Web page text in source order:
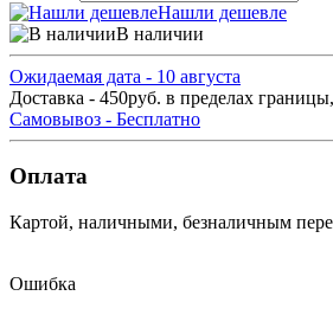
Нашли дешевле
В наличии
Ожидаемая дата - 10 августа
Доставка - 450руб. в пределах
Самовывоз - Бесплатно
Оплата
Картой, наличными, безналичным
Ошибка